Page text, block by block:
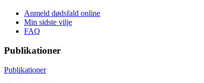
Anmeld dødsfald online
Min sidste vilje
FAQ
Publikationer
Publikationer